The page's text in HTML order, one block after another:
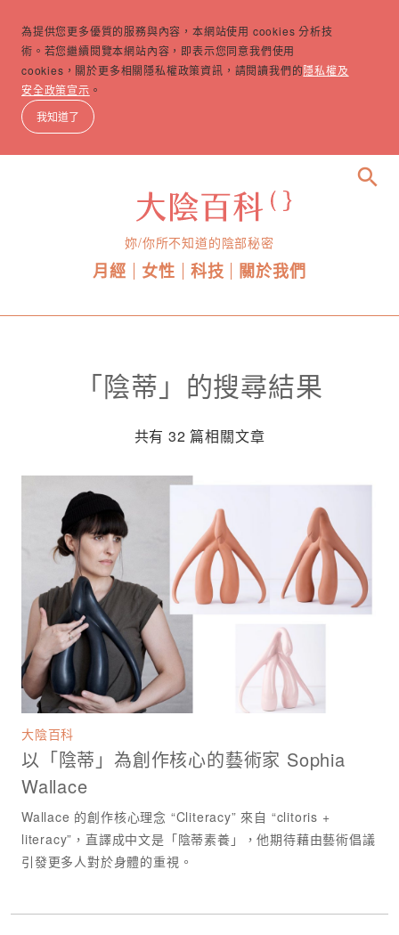
為提供您更多優質的服務與內容，本網站使用 cookies 分析技
術。若您繼續閱覽本網站內容，即表示您同意我們使用
cookies，關於更多相關隱私權政策資訊，請閱讀我們的隱私權及
安全政策宣示 。
我知道了
妳/你所不知道的陰部秘密
月經 女性 科技 關於我們
search
「陰蒂」的搜尋結果
共有 32 篇相關文章
大陰百科
以「陰蒂」為創作核心的藝術家 Sophia
Wallace
Wallace 的創作核心理念 “Cliteracy” 來自 “clitoris +
literacy”，直譯成中文是「陰蒂素養」，他期待藉由藝術倡議
引發更多人對於身體的重視。